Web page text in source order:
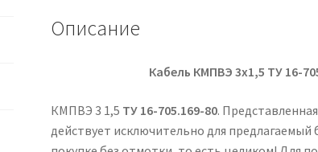
Описание
Кабель КМПВЭ 3х1,5 ТУ 16-
КМПВЭ 3 1,5 ТУ 16-705.169-80.
действует исключительно для предлагаемый